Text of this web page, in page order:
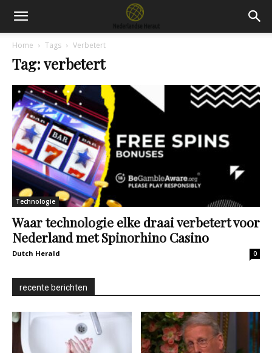
Home Tags Verbetert
Tag: verbetert
Technologie
Waar technologie elke draai verbetert voor
Nederland met Spinorhino Casino
Dutch Herald 0
recente berichten